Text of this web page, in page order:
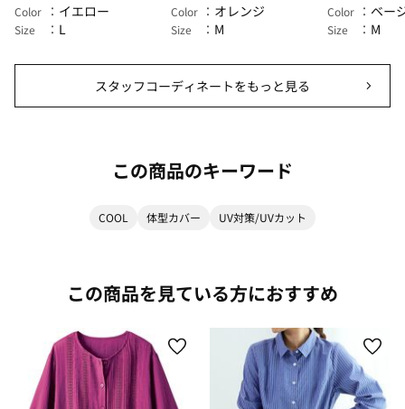
Color イエロー
Size L
Color オレンジ
Size M
Color ベー
Size M
スタッフコーディネートをもっと見る
この商品のキーワード
COOL 体型カバー UV対策/UVカット
この商品を見ている方におすすめ